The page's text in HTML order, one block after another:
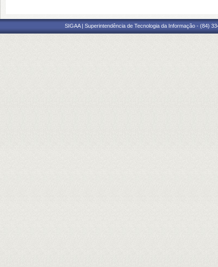
SIGAA | Superintendência de Tecnologia da Informação - (84)